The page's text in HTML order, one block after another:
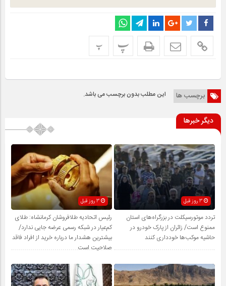
پ پ
برچسب ها این مطلب بدون برچسب می باشد.
دیگر خبرها
3 روز قبل
تردد موتورسیکلت در بزرگراه‌های استان
ممنوع است/ زائران از پارک خودرو در
حاشیه موکب‌ها خودداری کنند
رئیس اتحادیه طلافروشان کرمانشاه: طلای
کم‌عیار در شبکه رسمی عرضه جایی ندارد/
بیشترین هشدار ما درباره خرید از افراد فاقد
صلاحیت است